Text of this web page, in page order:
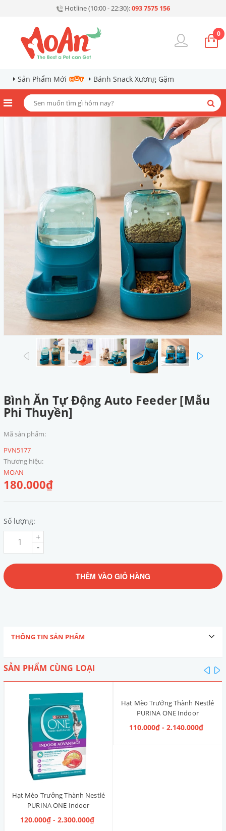
Hotline (10:00 - 22:30):093 7575 156
0
Sản Phẩm Mới Bánh Snack Xương Gặm
prev
Bình Ăn Tự Động Auto Feeder [Mẫu
Phi Thuyền]
Mã sản phẩm:
PVN5177
Thương hiệu:
MOAN
180.000₫
Số lượng:
-
+
THÊM VÀO GIỎ HÀNG
THÔNG TIN SẢN PHẨM
SẢN PHẨM CÙNG LOẠI
Hạt Mèo Trưởng Thành Nestlé
PURINA ONE Indoor
Advantage Salmon & Tuna [Vị
Cá Hồi & Cá Ngừ]
120.000₫ - 2.300.000₫
Hạt Mèo Trưởng Thành Nestlé
PURINA ONE Indoor
Advantage [Vị Gà]
110.000₫ - 2.140.000₫